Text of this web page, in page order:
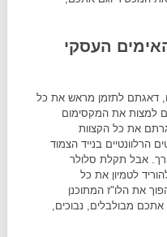
העסקי
דאגתם לתזמן מראש את כל
למצות את המקסימום
את כל הקצוות
בנייד הצמוד
אבל תקלת סלולר
לטמיון את כל
את הלו"ז המתוכנן
מבולבלים, נבוכים,